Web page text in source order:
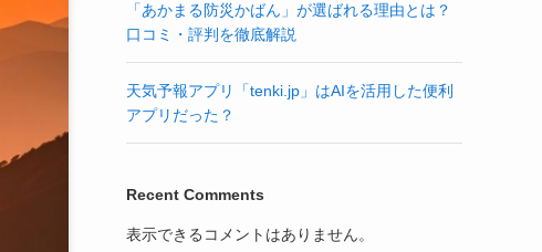
「あかまる防災かばん」が選ばれる理由とは？
口コミ・評判を徹底解説
天気予報アプリ「tenki.jp」はAIを活用した便利
アプリだった？
Recent Comments
表示できるコメントはありません。